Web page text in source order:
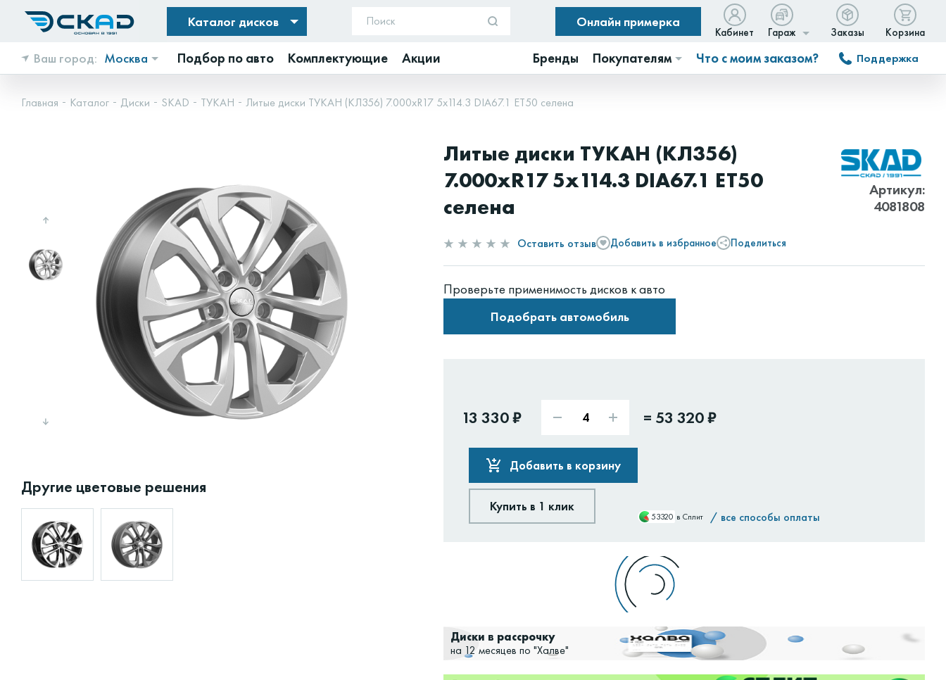
Каталог дисков Онлайн примерка
Кабинет Гараж Заказы Корзина
Ваш город: Москва Подбор по авто Комплектующие Акции Бренды Покупателям Что с моим заказом? Поддержка
Главная Каталог Диски SKAD ТУКАН Литые диски ТУКАН (КЛ356) 7.000xR17 5x114.3 DIA67.1 ET50 селена
Другие цветовые решения
Литые диски ТУКАН (КЛ356)
7.000xR17 5x114.3 DIA67.1 ET50
селена
Артикул:
4081808
Оставить отзыв Добавить в избранное Поделиться
Проверьте применимость дисков к авто
Подобрать автомобиль
13 330 ₽ = 53 320 ₽
Добавить в корзину
Купить в 1 клик
53320 в Сплит / все способы оплаты
Диски в рассрочку
на 12 месяцев по "Халве"